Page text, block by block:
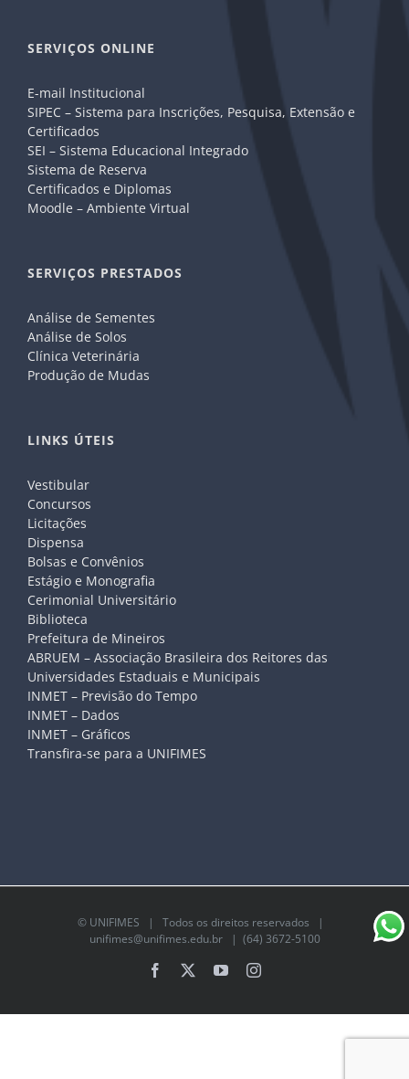
SERVIÇOS ONLINE
E-mail Institucional
SIPEC – Sistema para Inscrições, Pesquisa, Extensão e
Certificados
SEI – Sistema Educacional Integrado
Sistema de Reserva
Certificados e Diplomas
Moodle – Ambiente Virtual
SERVIÇOS PRESTADOS
Análise de Sementes
Análise de Solos
Clínica Veterinária
Produção de Mudas
LINKS ÚTEIS
Vestibular
Concursos
Licitações
Dispensa
Bolsas e Convênios
Estágio e Monografia
Cerimonial Universitário
Biblioteca
Prefeitura de Mineiros
ABRUEM – Associação Brasileira dos Reitores das
Universidades Estaduais e Municipais
INMET – Previsão do Tempo
INMET – Dados
INMET – Gráficos
Transfira-se para a UNIFIMES
© UNIFIMES | Todos os direitos reservados |
unifimes@unifimes.edu.br| (64) 3672-5100
Facebook YouTubeInstagram